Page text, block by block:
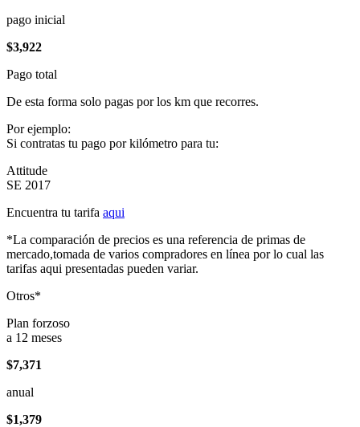
pago inicial
$3,922
Pago total
De esta forma solo pagas por los km que recorres.
Por ejemplo:
Si contratas tu pago por kilómetro para tu:
Attitude
SE 2017
Encuentra tu tarifa aqui
*La comparación de precios es una referencia de primas de
mercado,tomada de varios compradores en línea por lo cual las
tarifas aqui presentadas pueden variar.
Otros*
Plan forzoso
a 12 meses
$7,371
anual
$1,379